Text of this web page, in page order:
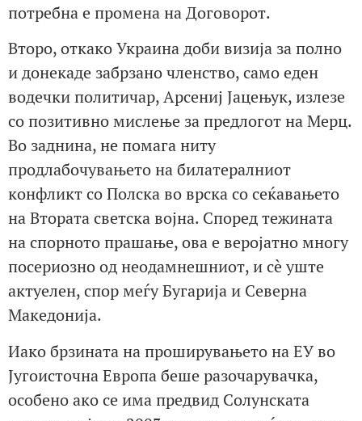
потребна е промена на Договорот.
Второ, откако Украина доби визија за полно
и донекаде забрзано членство, само еден
водечки политичар, Арсениј Јацењук, излезе
со позитивно мислење за предлогот на Мерц.
Во заднина, не помага ниту
продлабочувањето на билатералниот
конфликт со Полска во врска со сеќавањето
на Втората светска војна. Според тежината
на спорното прашање, ова е веројатно многу
посериозно од неодамнешниот, и сè уште
актуелен, спор меѓу Бугарија и Северна
Македонија.
Иако брзината на проширувањето на ЕУ во
Југоисточна Европа беше разочарувачка,
особено ако се има предвид Солунската